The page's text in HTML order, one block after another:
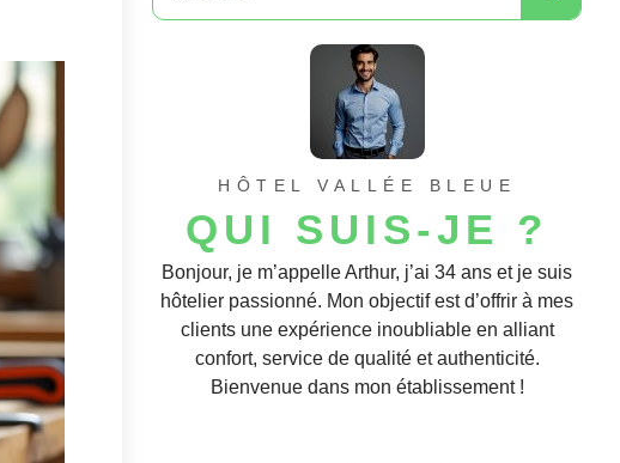
HÔTEL VALLÉE BLEUE
QUI SUIS-JE ?
Bonjour, je m’appelle Arthur, j’ai 34 ans et je suis
hôtelier passionné. Mon objectif est d’offrir à mes
clients une expérience inoubliable en alliant
confort, service de qualité et authenticité.
Bienvenue dans mon établissement !